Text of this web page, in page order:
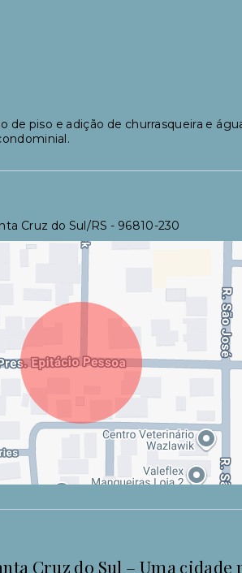
de piso e adição de churrasqueira e
Cruz do Sul/RS - 96810-230
Cruz do Sul – Uma